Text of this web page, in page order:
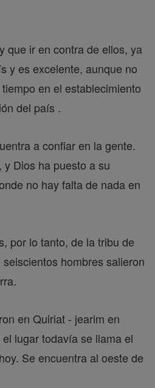
que ir en contra de ellos, ya
y es excelente, aunque no
en el establecimiento
del país .
a confiar en la gente.
Dios ha puesto a su
no hay falta de nada en
por lo tanto, de la tribu de
hombres salieron
en Quiriat - jearim en
lugar todavía se llama el
Se encuentra al oeste de